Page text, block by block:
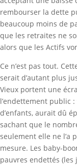
rembourser la dette
beaucoup moins de
que les retraites ne
alors que les Actifs
Ce n’est pas tout.
serait d’autant plus
Vieux portent une
l’endettement public
d’enfants, aurait dû
sachant que le
seulement elle ne l’a
mesure. Les baby-
pauvres endettés